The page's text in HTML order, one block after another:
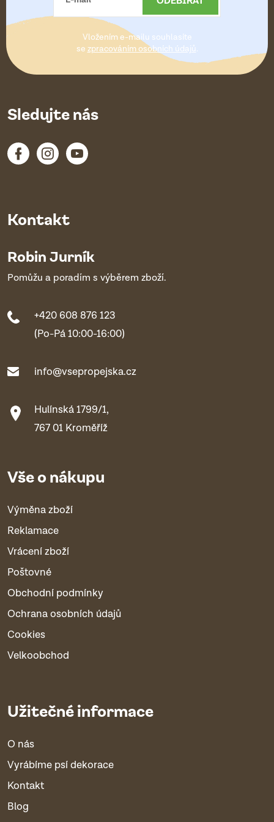
t
Vložením e-mailu souhlasíte
se zpracováním osobních údajů.
Kontakt
Robin Jurník
Pomůžu a poradím s výběrem zboží.
+420 608 876 123
(Po-Pá 10:00-16:00)
info@vsepropejska.cz
Hulínská 1799/1,
767 01 Kroměříž
Vše o nákupu
Výměna zboží
Reklamace
Vrácení zboží
Poštovné
Obchodní podmínky
Ochrana osobních údajů
Cookies
Velkoobchod
Užitečné informace
O nás
Vyrábíme psí dekorace
Kontakt
Blog
Sledujte nás